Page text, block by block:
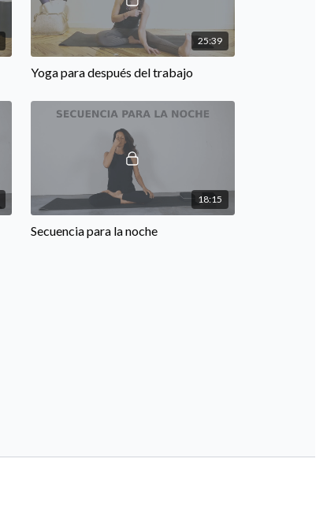
25:39
Yoga para después del trabajo
18:15
Secuencia para la noche